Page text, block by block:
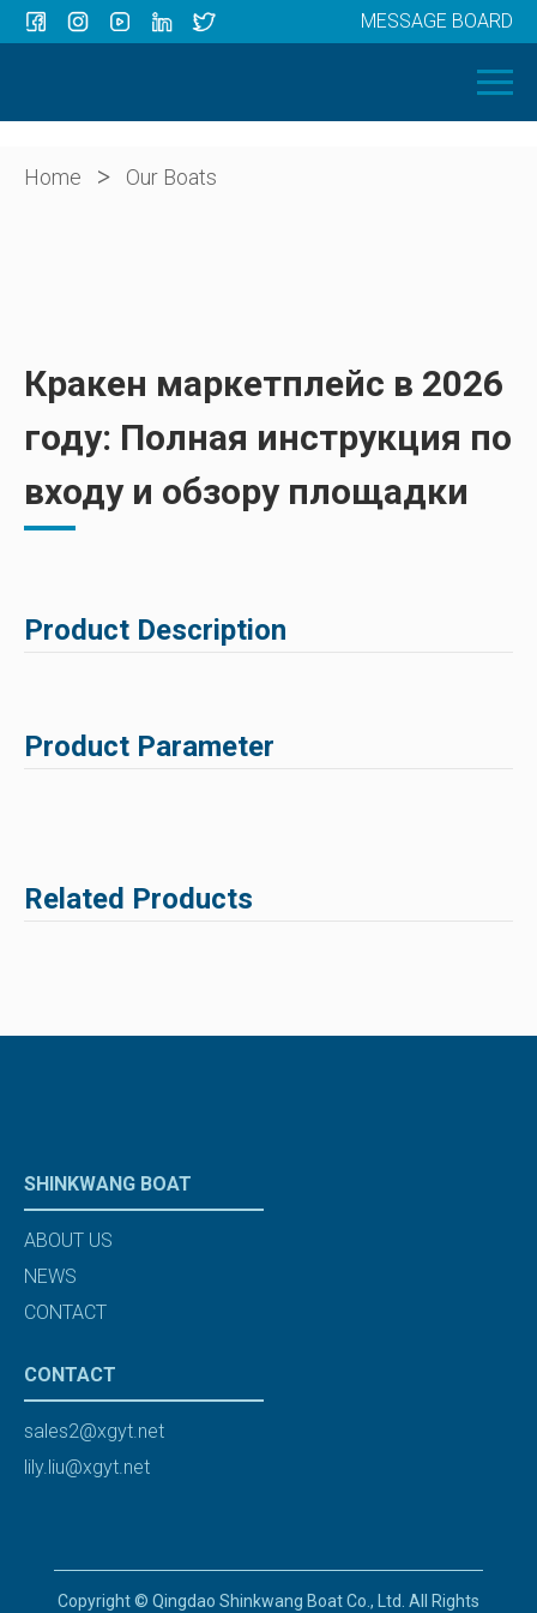
OUR BOATS
ABOUT US
MESSAGE BOARD
Home > Our Boats
Кракен маркетплейс в 2026
году: Полная инструкция по
входу и обзору площадки
Product Description
Product Parameter
Related Products
SHINKWANG BOAT
ABOUT US
NEWS
CONTACT
CONTACT
sales2@xgyt.net
lily.liu@xgyt.net
Copyright © Qingdao Shinkwang Boat Co., Ltd. All Rights